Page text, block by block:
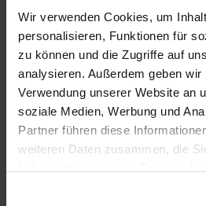
Wir verwenden Cookies, um
personalisieren, Funktionen für
zu können und die Zugriffe auf
analysieren. Außerdem geben
Verwendung unserer Website an
soziale Medien, Werbung und
Partner führen diese
weiteren Daten zusammen, die
KONTAKT